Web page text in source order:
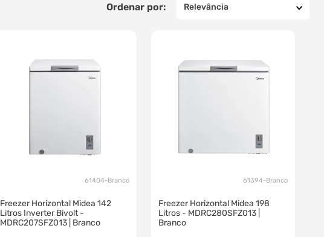
Relevância
61404-Branco
Freezer Horizontal Midea 142
Litros Inverter Bivolt -
MDRC207SFZ013 | Branco
61394-Branco
Freezer Horizontal Midea 198
Litros - MDRC280SFZ013 |
Branco